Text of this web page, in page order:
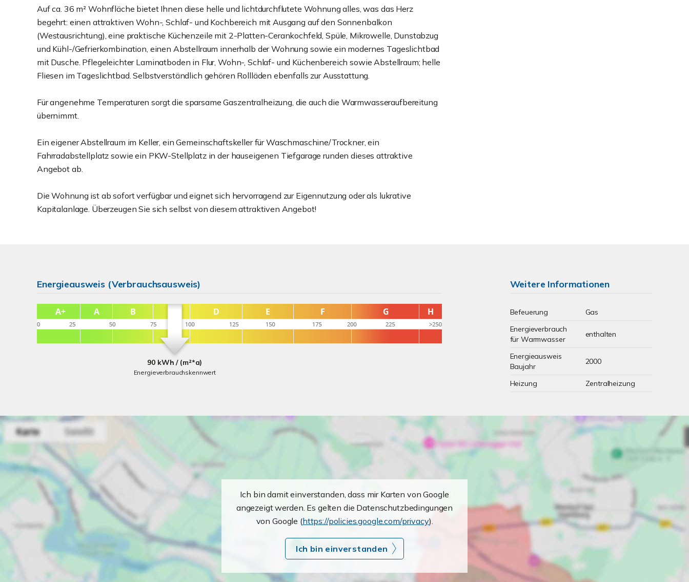
Auf ca. 36 m² Wohnfläche bietet Ihnen diese helle und lichtdurchflutete Wohnung alles, was das Herz
begehrt: einen attraktiven Wohn-, Schlaf- und Kochbereich mit Ausgang auf den Sonnenbalkon
(Westausrichtung), eine praktische Küchenzeile mit 2-Platten-Cerankochfeld, Spüle, Mikrowelle, Dunstabzug
und Kühl-/Gefrierkombination, einen Abstellraum innerhalb der Wohnung sowie ein modernes Tageslichtbad
mit Dusche. Pflegeleichter Laminatboden in Flur, Wohn-, Schlaf- und Küchenbereich sowie Abstellraum; helle
Fliesen im Tageslichtbad. Selbstverständlich gehören Rollläden ebenfalls zur Ausstattung.
Für angenehme Temperaturen sorgt die sparsame Gaszentralheizung, die auch die Warmwasseraufbereitung
übernimmt.
Ein eigener Abstellraum im Keller, ein Gemeinschaftskeller für Waschmaschine/Trockner, ein
Fahrradabstellplatz sowie ein PKW-Stellplatz in der hauseigenen Tiefgarage runden dieses attraktive
Angebot ab.
Die Wohnung ist ab sofort verfügbar und eignet sich hervorragend zur Eigennutzung oder als lukrative
Kapitalanlage. Überzeugen Sie sich selbst von diesem attraktiven Angebot!
Energieausweis (Verbrauchsausweis)
90 kWh / (m²*a)
Energieverbrauchskennwert
Weitere Informationen
Befeuerung
Gas
Energieverbrauch
für Warmwasser
enthalten
Energieausweis
Baujahr
2000
Heizung Zentralheizung
Ich bin damit einverstanden, dass mir Karten von Google
angezeigt werden. Es gelten die Datenschutzbedingungen
von Google (https://policies.google.com/privacy).
Ich bin einverstanden